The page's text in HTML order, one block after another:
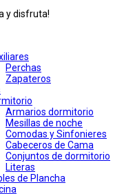
y disfruta!
Perchas
Zapateros
Armarios dormitorio
Mesillas de noche
Comodas y Sinfonieres
Cabeceros de Cama
Conjuntos de dormitorio
Literas
de Plancha